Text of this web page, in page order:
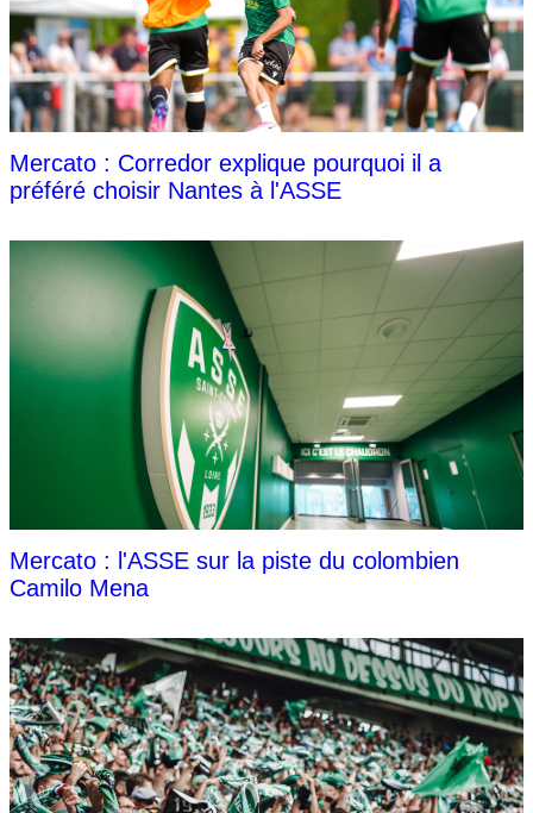
Mercato : Corredor explique pourquoi il a
préféré choisir Nantes à l'ASSE
Mercato : l'ASSE sur la piste du colombien
Camilo Mena